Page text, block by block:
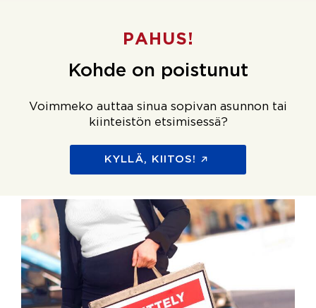
PAHUS!
Kohde on poistunut
Voimmeko auttaa sinua sopivan asunnon tai
kiinteistön etsimisessä?
KYLLÄ, KIITOS!